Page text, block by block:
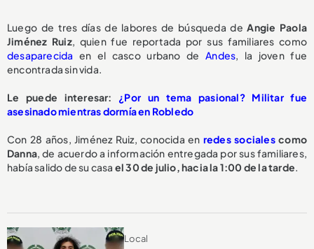
Luego de tres días de labores de búsqueda deAngie Paola
Jiménez Ruiz, quien fue reportada por sus familiares como
desaparecida en el casco urbano deAndes, la joven fue
encontrada sin vida.
Le puede interesar: ¿Por un tema pasional? Militar fue
asesinado mientras dormía en Robledo
Con 28 años, Jiménez Ruiz, conocida en redes socialescomo
Danna, de acuerdo a información entregada por sus familiares,
había salido de su casa el 30 de julio, hacia la 1:00 de la tarde.
Local